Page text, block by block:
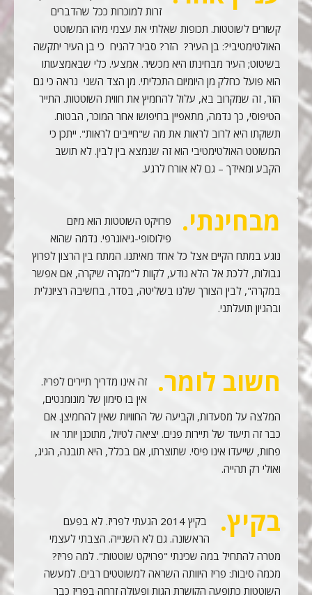
זרות למוכרות ככל שהדברים
קשורים לשוטטות. תכופות שאלתי את עצמי מיהו המשוטט
האולטימטיבי?: בן העיר? הזר? סביר להניח כי בן העיר יתקשה
בשיטוט; העיר מבחינתו היא מכשיר. אמצעי. כלי שבאמצעותו
הוא פועל כחלק מן היומיום התכליתי. מן הצד השני נראה כי גם
הזר, זה שמקרוב בא, עלול להחמיץ את חווית השוטטות. התייר
הטיפוסי, כך נדמה, מתאפיין בחיפושו אחר המוכר, הבטוח.
תשוקתו היא לרוב לראות את מה ש"חייבים לראות". ייתכן כי
המשוטט האולטימטיבי הוא זה שנמצא בין לבין. לא תושב
הקבע ומאידך – גם לא אורח לרגע.
מבחינתי.
פרויקט השוטטות הוא מיזם
פילוסופי-גיאוגרפי. נדמה שהוא
נוגע במתח הקיים אצל כל אחד מאיתנו. המתח בין הרצון לפרוץ
גבולות, ללכת אל הלא נודע, לקוות ל"מקרה שיקרה, אם אפשר
במקרה", לבין הצורך שלנו בשליטה, בסדר, בחשיבה רציונלית
ובהגיון תועלתני.
חשוב לומר.
זה אינו מדריך תיירים לפריז.
אין בו סימון של מונומנטים,
המלצה על מסעדות, וקביעה של החוויות שאין להחמיצן. אם
כבר זה תיעוד של תיירות פנים. יציאה לטיול, מתוכנן יותר או
פחות, שייעדו אינו פיסי. שתוצרתו, אם בכלל, היא תובנה, הגיג,
ואולי רק תהייה.
בקיץ.
בקיץ 2014 הגעתי לפריז. לא בפעם
הראשונה. גם לא השנייה. הצבתי לעצמי
מטרה להתחיל במה שכינתי "פרויקט שוטטות". למה פריז?
מכמה סיבות: פריז היוותה השראה למשוטטים רבים. למעשה
השוטטות כתופעה הקושרת הגות ופעולה זרחה בפריז כבר